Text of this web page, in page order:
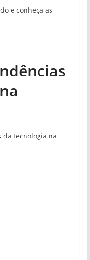
e conheça as
tecnologia na